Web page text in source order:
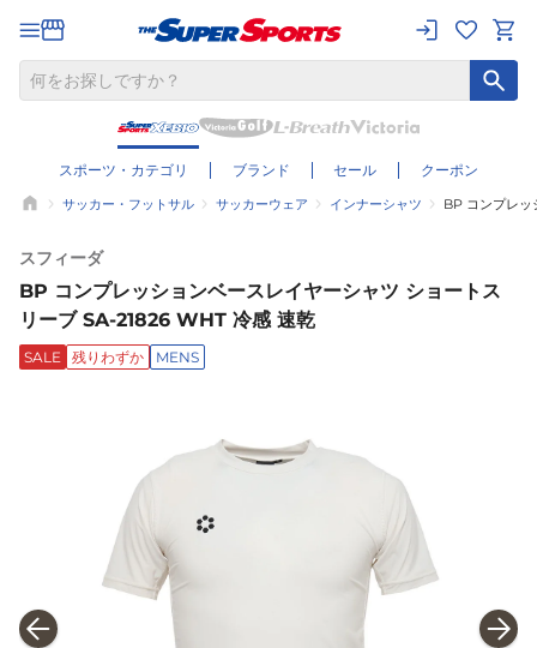
スポーツ・カテゴリ ブランド セール クーポン
サッカー・フットサル サッカーウェア インナーシャツ BP コンプレッ
スフィーダ
BP コンプレッションベースレイヤーシャツ ショートス
リーブ SA-21826 WHT 冷感 速乾
SALE 残りわずか MENS